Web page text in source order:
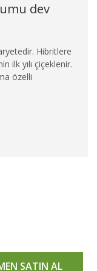
dev
Hibritlere
ilk yılı çiçeklenir.
özelli
SATIN AL